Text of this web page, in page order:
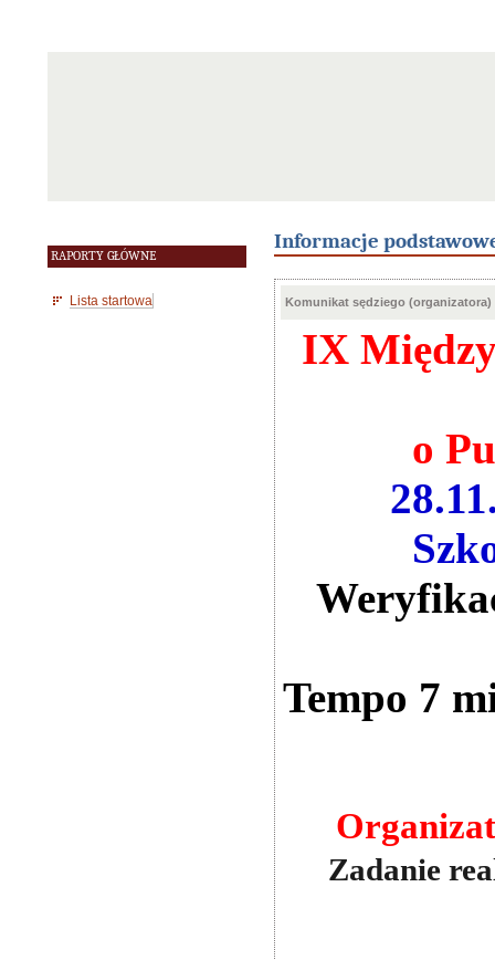
RAPORTY GŁÓWNE
Lista startowa
Informacje
Komunikat sędziego (organizatora)
IX
o
Tempo 7
Zadanie